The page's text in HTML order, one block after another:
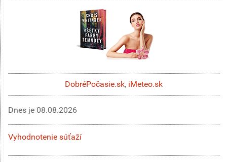
DobréPočasie.sk, iMeteo.sk
Dnes je 08.08.2026
Vyhodnotenie súťaží